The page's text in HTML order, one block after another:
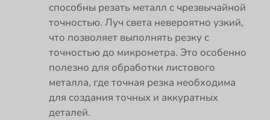
способны резать металл с чрезвычайной
точностью. Луч света невероятно узкий,
что позволяет выполнять резку с
точностью до микрометра. Это особенно
полезно для обработки листового
металла, где точная резка необходима
для создания точных и аккуратных
деталей.